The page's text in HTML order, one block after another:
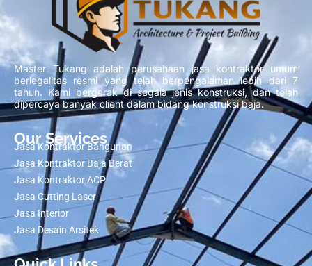
Master Tukang adalah perusahaan jasa kontraktor umum
berlegalitas resmi yang telah berpengalaman lebih dari 7
tahun. Kami bergerak di segala jenis konstruksi, dan telah
dipercaya banyak client dalam bidang konstruksi baja.
Our Services
Jasa Kontraktor Bangunan
Jasa Kontraktor Baja Berat
Jasa Kontraktor ACP
Jasa Cutting Laser
Jasa Interior
Jasa Desain Arsitek